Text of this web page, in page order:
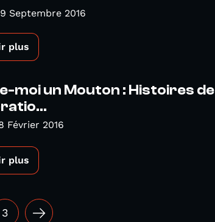
Septembre 2016
plus
moi un Mouton : Histoires de
Février 2016
plus
3